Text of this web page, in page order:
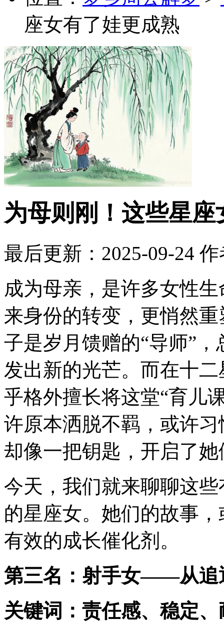
座女有了娃更成熟
为母则刚！这些星
最后更新：2025-09-24 作
成为母亲，是许多女性
来身份的转变，更悄然
子是岁月馈赠的“导师”
发出新的光芒。而在十
乎格外擅长将这堂“育儿
许原本洒脱不羁，或许
却像一把钥匙，开启了
今天，我们就来聊聊这
的星座女。她们的故事
有效的成长催化剂。
第三名：射手女——从追
关键词：责任感、稳定、